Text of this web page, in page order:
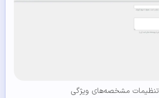
تنظیمات مشخصه‌های ویژگی